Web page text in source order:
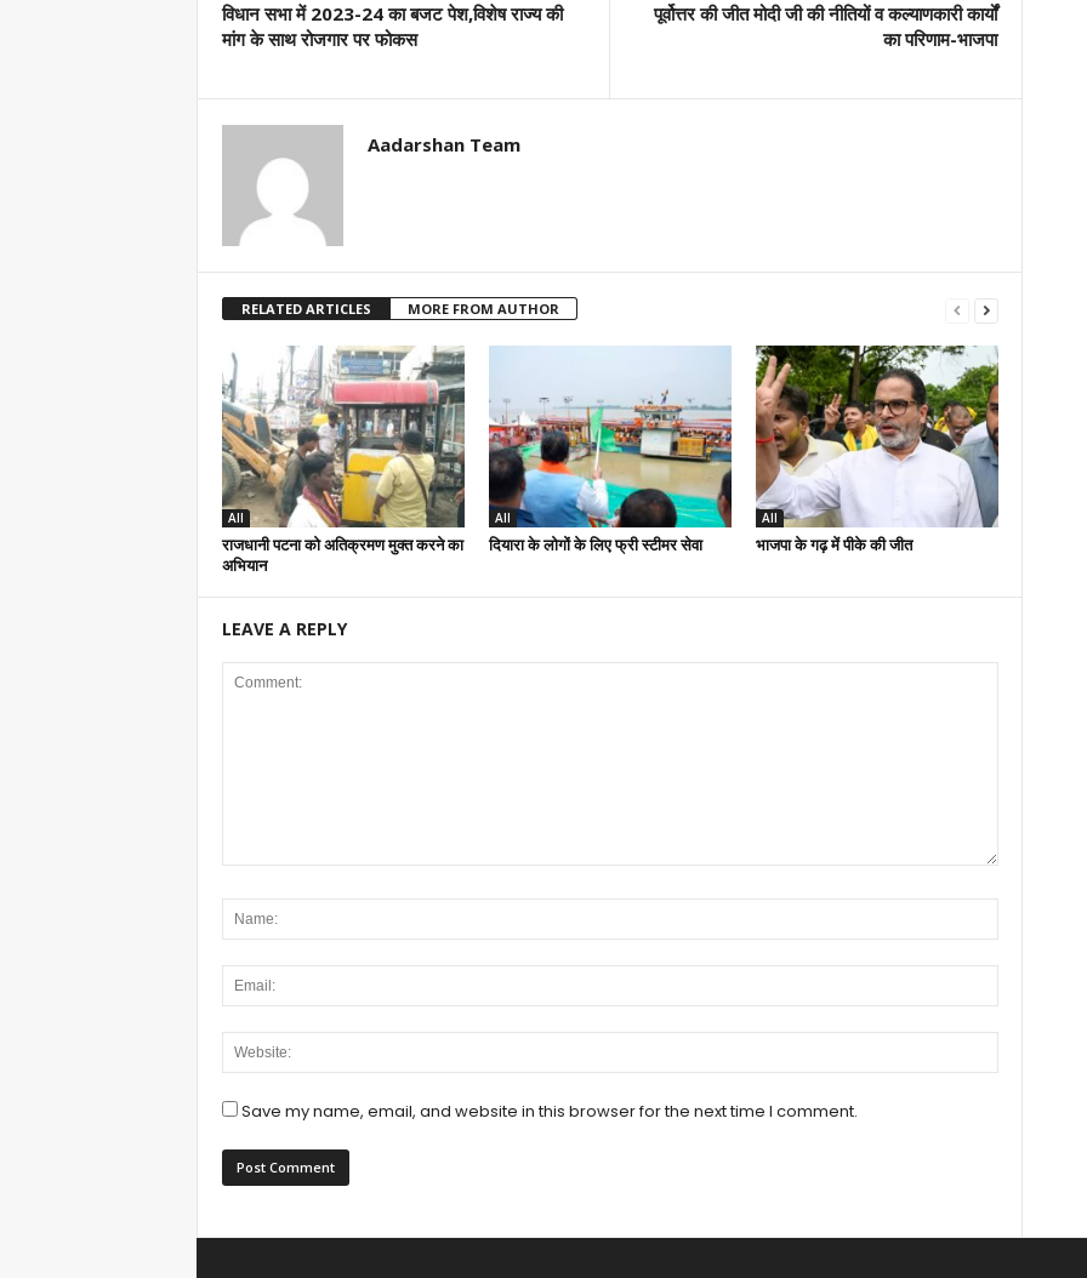
विधान सभा में 2023-24 का बजट पेश,विशेष राज्य की
मांग के साथ रोजगार पर फोकस
पूर्वोत्तर की जीत मोदी जी की नीतियों व कल्याणकारी कार्यों
का परिणाम-भाजपा
Aadarshan Team
RELATED ARTICLES MORE FROM AUTHOR
All
राजधानी पटना को अतिक्रमण मुक्त करने का
अभियान
All
दियारा के लोगों के लिए फ्री स्टीमर सेवा
All
भाजपा के गढ़ में पीके की जीत
LEAVE A REPLY
Save my name, email, and website in this browser for the next time I comment.